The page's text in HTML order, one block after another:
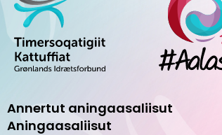
Annertut aningaasaliisut
Aningaasaliisut